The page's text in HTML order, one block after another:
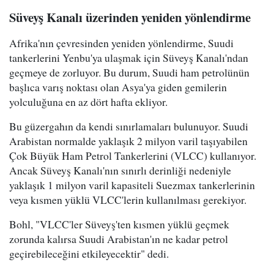
Süveyş Kanalı üzerinden yeniden yönlendirme
Afrika'nın çevresinden yeniden yönlendirme, Suudi
tankerlerini Yenbu'ya ulaşmak için Süveyş Kanalı'ndan
geçmeye de zorluyor. Bu durum, Suudi ham petrolünün
başlıca varış noktası olan Asya'ya giden gemilerin
yolculuğuna en az dört hafta ekliyor.
Bu güzergahın da kendi sınırlamaları bulunuyor. Suudi
Arabistan normalde yaklaşık 2 milyon varil taşıyabilen
Çok Büyük Ham Petrol Tankerlerini (VLCC) kullanıyor.
Ancak Süveyş Kanalı'nın sınırlı derinliği nedeniyle
yaklaşık 1 milyon varil kapasiteli Suezmax tankerlerinin
veya kısmen yüklü VLCC'lerin kullanılması gerekiyor.
Bohl, "VLCC'ler Süveyş'ten kısmen yüklü geçmek
zorunda kalırsa Suudi Arabistan'ın ne kadar petrol
geçirebileceğini etkileyecektir" dedi.